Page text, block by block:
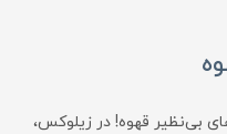
بی‌نظیر قهوه! در زیلوکس،